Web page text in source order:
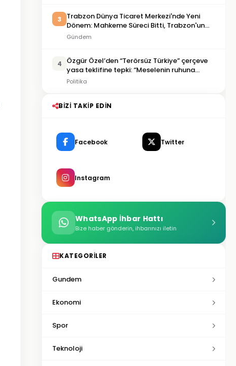
3
Trabzon Dünya Ticaret Merkezi'nde Yeni
Dönem: Mahkeme Süreci Bitti, Trabzon'un
Dev Projesi Ne Zaman Tamamlanacak?
Gündem
4
Özgür Özel’den “Terörsüz Türkiye” çerçeve
yasa teklifine tepki: “Meselenin ruhuna
aykırı”
Politika
BIZI TAKIP EDIN
Facebook Twitter
Instagram
WhatsApp İhbar Hattı
Bize haber gönderin, ihbarınızı iletin
KATEGORILER
Gundem
Ekonomi
Spor
Teknoloji